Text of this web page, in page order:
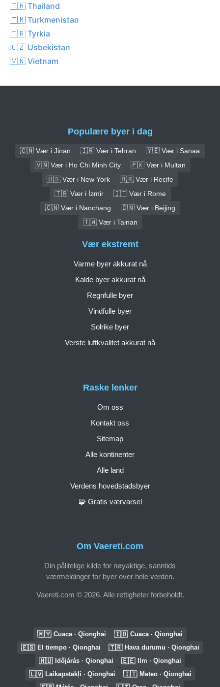
🇹🇭 Thailand
🇹🇲 Turkmenistan
🇹🇷 Tyrkia
🇺🇿 Usbekistan
🇻🇳 Vietnam
Populære byer i dag
🇨🇳 Vær i Jinan 🇮🇷 Vær i Tehran
🇾🇪 Vær i Sanaa
🇻🇳 Vær i Ho Chi Minh City
🇵🇰 Vær i Multan
🇺🇸 Vær i New York
🇧🇷 Vær i Recife
🇹🇷 Vær i İzmir
🇮🇹 Vær i Rome
🇨🇳 Vær i Nanchang
🇨🇳 Vær i Beijing
🇹🇼 Vær i Tainan
Om Vaereti.com
Din pålitelige kilde for nøyaktige, sanntids
værmeldinger for byer over hele verden.
Vaereti.com © 2026. Alle rettigheter forbeholdt.
Raske lenker
Om oss
Kontakt oss
Sitemap
Alle kontinenter
Alle land
Verdens hovedstadsbyer
🧩 Gratis værvarsel
Vær ekstremt
Varme byer akkurat nå
Kalde byer akkurat nå
Regnfulle byer
Vindfulle byer
Solrike byer
Verste luftkvalitet akkurat nå
🇲🇾 Cuaca · Qionghai 🇮🇩 Cuaca · Qionghai
🇪🇸 El tiempo · Qionghai 🇹🇷 Hava durumu · Qionghai
🇭🇺 Időjárás · Qionghai 🇪🇪 Ilm · Qionghai
🇱🇻 Laikapstākļi · Qionghai 🇮🇹 Meteo · Qionghai